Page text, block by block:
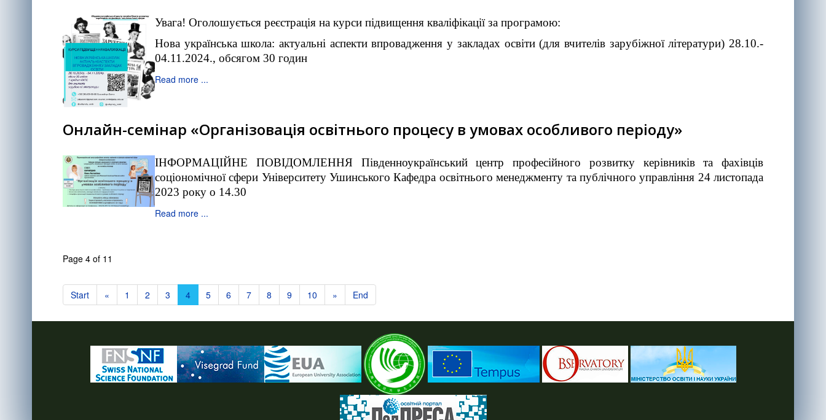
Увага! Оголошується реєстрація на курси підвищення кваліфікації за програмою:
Нова українська школа: актуальні аспекти впровадження у закладах освіти (для вчителів зарубіжної літератури) 28.10.-
04.11.2024., обсягом 30 годин
Read more ...
Онлайн-семінар «Організовація освітнього процесу в умовах особливого періоду»
ІНФОРМАЦІЙНЕ ПОВІДОМЛЕННЯ Південноукраїнський центр професійного розвитку керівників та фахівців
соціономічної сфери Університету Ушинського Кафедра освітнього менеджменту та публічного управління 24 листопада
2023 року о 14.30
Read more ...
Page 4 of 11
Start « 1 2 3 4 5 6 7 8 9 10 » End